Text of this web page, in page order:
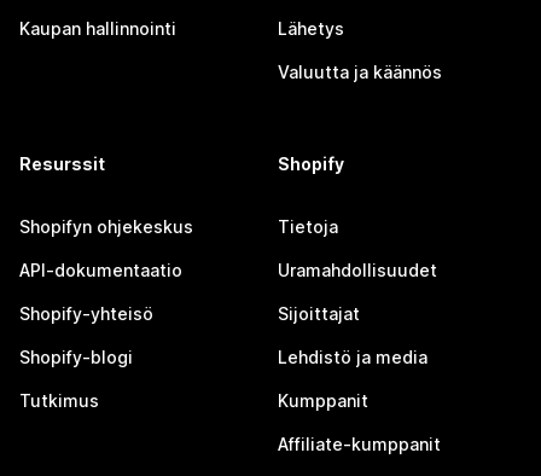
Kaupan hallinnointi Lähetys
Valuutta ja käännös
Resurssit
Shopifyn ohjekeskus
API-dokumentaatio
Shopify-yhteisö
Shopify-blogi
Tutkimus
Shopify
Tietoja
Uramahdollisuudet
Sijoittajat
Lehdistö ja media
Kumppanit
Affiliate-kumppanit